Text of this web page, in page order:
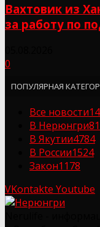
Вахтовик из
за работу по
0
ПОПУЛЯРНАЯ
Все новости
В Нерюнгри
В Якутии4784
В России1524
Закон1178
VKontakte Youtube